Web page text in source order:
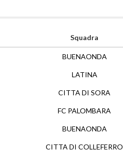
Squadra
BUENAONDA
LATINA
CITTA DI SORA
FC PALOMBARA
BUENAONDA
CITTA DI COLLEFERRO